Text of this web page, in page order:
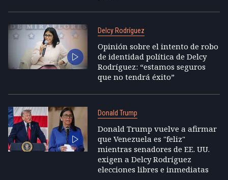
Delcy Rodríguez
Opinión sobre el intento de robo
de identidad política de Delcy
Rodríguez: “estamos seguros
que no tendrá éxito”
Donald Trump
Donald Trump vuelve a afirmar
que Venezuela es "feliz"
mientras senadores de EE. UU.
exigen a Delcy Rodríguez
elecciones libres e inmediatas